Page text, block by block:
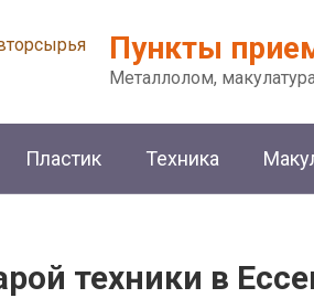
Пункты
Металлолом,
Пластик Техника
техники в